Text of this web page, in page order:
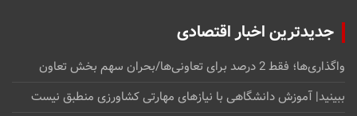
جدیدترین اخبار اقتصادی
واگذاری‌ها؛ فقط 2 درصد برای تعاونی‌ها/بحران سهم بخش تعاون
ببینید| آموزش دانشگاهی با نیازهای مهارتی کشاورزی منطبق نیست